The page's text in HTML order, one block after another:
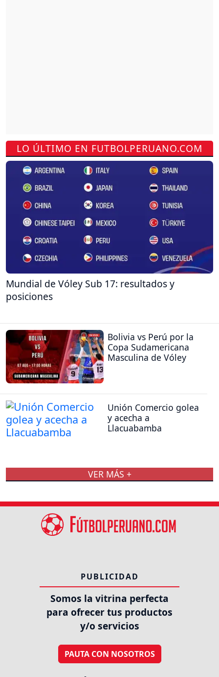
LO ÚLTIMO EN FUTBOLPERUANO.COM
Mundial de Vóley Sub 17: resultados y
posiciones
Bolivia vs Perú por la
Copa Sudamericana
Masculina de Vóley
Unión Comercio golea
y acecha a
Llacuabamba
VER MÁS +
PUBLICIDAD
Somos la vitrina perfecta
para ofrecer tus productos
y/o servicios
PAUTA CON NOSOTROS